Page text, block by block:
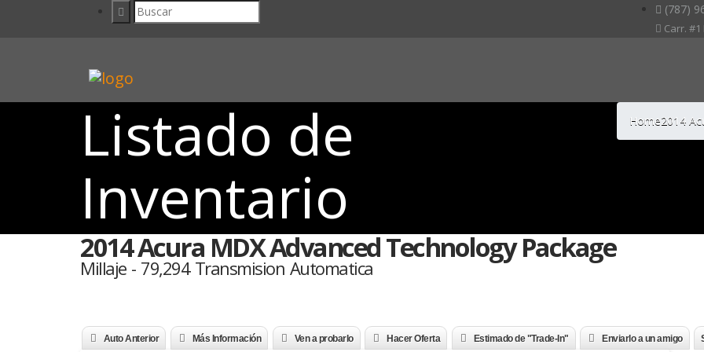
(787)
Carr.
Listado de
Inventario
Home2014
2014 Acura MDX Advanced Technology Package
Millaje - 79,294 Transmision Automatica
Auto Anterior Más Información Ven a probarlo Hacer Oferta Estimado de "Trade-In" Enviarlo a un amigo